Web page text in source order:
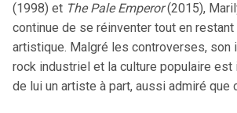
(1998) et The Pale Emperor(2015),
continue de se réinventer tout en
artistique. Malgré les controverses, son
rock industriel et la culture populaire est
de lui un artiste à part, aussi admiré que